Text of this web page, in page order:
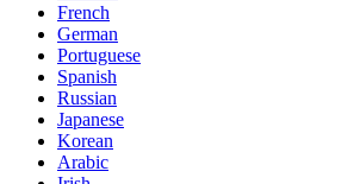
French
German
Portuguese
Spanish
Russian
Japanese
Korean
Arabic